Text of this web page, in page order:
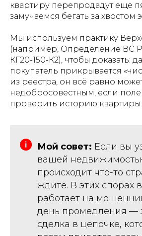
квартиру перепродадут еще
замучаемся бегать за хвостом
Мы используем практику
(например, Определение ВС
КГ20-150-К2), чтобы доказать:
покупатель прикрывается
из реестра, он всё равно
недобросовестным, если
проверить историю квартиры.
Мой совет: Если вы
вашей
происходит что-то
ждите. В этих спорах
работает на
день промедления —
сделка в цепочке,